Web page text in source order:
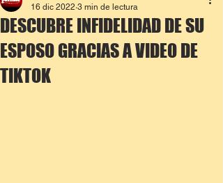
DESCUBRE INFIDELIDAD DE SU
ESPOSO GRACIAS A VIDEO DE
TIKTOK
16 dic 2022 3 min de lectura